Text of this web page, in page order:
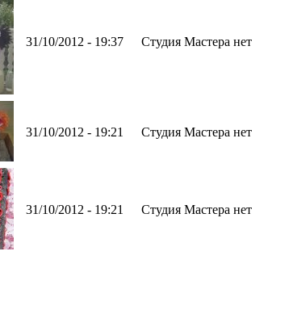
31/10/2012 - 19:37 Студия Мастера нет
31/10/2012 - 19:21 Студия Мастера нет
31/10/2012 - 19:21 Студия Мастера нет